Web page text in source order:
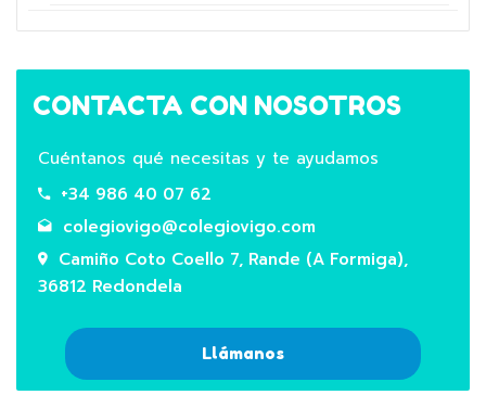
CONTACTA CON NOSOTROS
Cuéntanos qué necesitas y te ayudamos
+34 986 40 07 62
colegiovigo@colegiovigo.com
Camiño Coto Coello 7, Rande (A Formiga),
36812 Redondela
Llámanos